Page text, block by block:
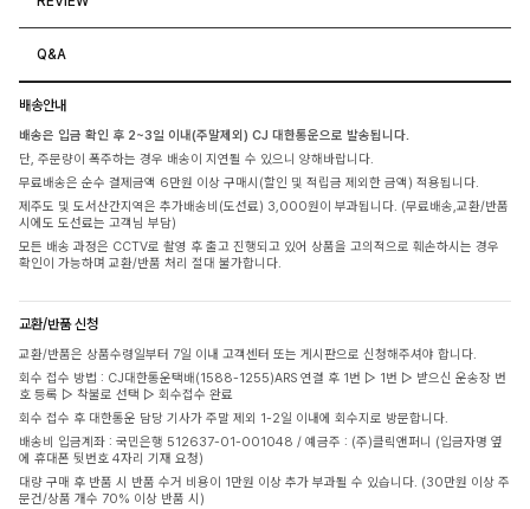
Q&A
배송안내
배송은 입금 확인 후 2~3일 이내(주말제외) CJ 대한통운으로 발송됩니다.
단, 주문량이 폭주하는 경우 배송이 지연될 수 있으니 양해바랍니다.
무료배송은 순수 결제금액 6만원 이상 구매시(할인 및 적립금 제외한 금액) 적용됩니다.
제주도 및 도서산간지역은 추가배송비(도선료) 3,000원이 부과됩니다. (무료배송,교환/반품
시에도 도선료는 고객님 부담)
모든 배송 과정은 CCTV로 촬영 후 출고 진행되고 있어 상품을 고의적으로 훼손하시는 경우
확인이 가능하며 교환/반품 처리 절대 불가합니다.
교환/반품 신청
교환/반품은 상품수령일부터 7일 이내 고객센터 또는 게시판으로 신청해주셔야 합니다.
회수 접수 방법 : CJ대한통운택배(1588-1255)ARS 연결 후 1번 ▷ 1번 ▷ 받으신 운송장 번
호 등록 ▷ 착불로 선택 ▷ 회수접수 완료
회수 접수 후 대한통운 담당 기사가 주말 제외 1-2일 이내에 회수지로 방문합니다.
배송비 입금계좌 : 국민은행 512637-01-001048 / 예금주 : (주)클릭앤퍼니 (입금자명 옆
에 휴대폰 뒷번호 4자리 기재 요청)
대량 구매 후 반품 시 반품 수거 비용이 1만원 이상 추가 부과될 수 있습니다. (30만원 이상 주
문건/상품 개수 70% 이상 반품 시)